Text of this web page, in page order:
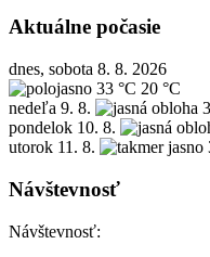
Aktuálne počasie
dnes, sobota 8. 8. 2026
33 °C 20 °C
nedeľa 9. 8.
pondelok 10. 8.
utorok 11. 8.
Návštevnosť
Návštevnosť: